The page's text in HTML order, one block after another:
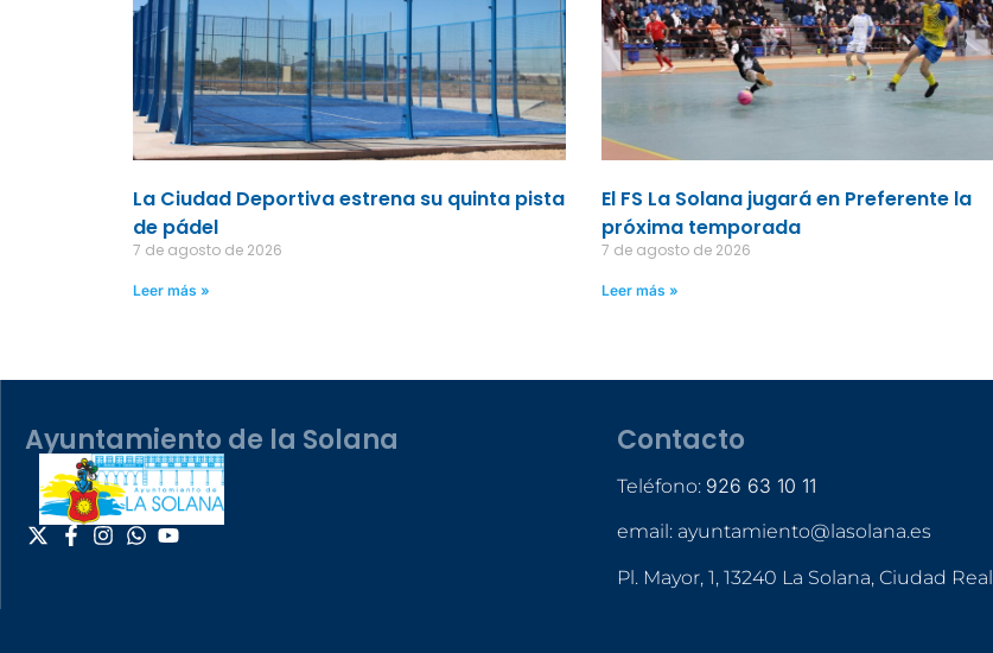
La Ciudad Deportiva estrena su quinta pista
de pádel
7 de agosto de 2026
Leer más »
El FS La Solana jugará en Preferente la
próxima temporada
7 de agosto de 2026
Leer más »
Ayuntamiento de la Solana Contacto
Teléfono: 926 63 10 11
email: ayuntamiento@lasolana.es
Pl. Mayor, 1, 13240 La Solana, Ciudad Real